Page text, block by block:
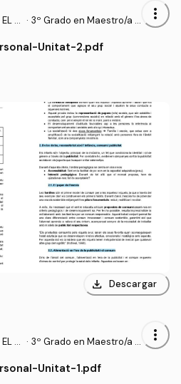
D · 3º Grado en Maestro/a d
more_vert
Unitat-2.pdf
download Descargar
D · 3º Grado en Maestro/a d
more_vert
Unitat-1.pdf